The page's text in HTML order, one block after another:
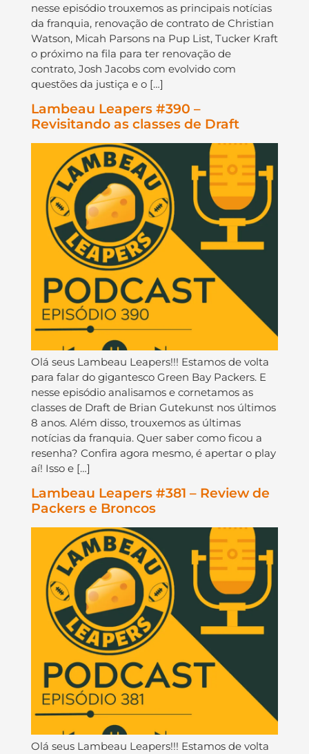
nesse episódio trouxemos as principais notícias
da franquia, renovação de contrato de Christian
Watson, Micah Parsons na Pup List, Tucker Kraft
o próximo na fila para ter renovação de
contrato, Josh Jacobs com evolvido com
questões da justiça e o […]
Lambeau Leapers #390 –
Revisitando as classes de Draft
Olá seus Lambeau Leapers!!! Estamos de volta
para falar do gigantesco Green Bay Packers. E
nesse episódio analisamos e cornetamos as
classes de Draft de Brian Gutekunst nos últimos
8 anos. Além disso, trouxemos as últimas
notícias da franquia. Quer saber como ficou a
resenha? Confira agora mesmo, é apertar o play
aí! Isso e […]
Lambeau Leapers #381 – Review de
Packers e Broncos
Olá seus Lambeau Leapers!!! Estamos de volta